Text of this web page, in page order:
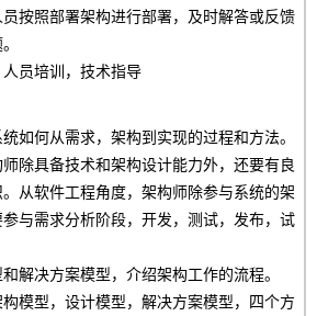
按照部署架构进行部署，及时解答或反馈
员培训，技术指导
如何从需求，架构到实现的过程和方法。
除具备技术和架构设计能力外，还要有良
从软件工程角度，架构师除参与系统的架
与需求分析阶段，开发，测试，发布，试
解决方案模型，介绍架构工作的流程。
模型，设计模型，解决方案模型，四个方